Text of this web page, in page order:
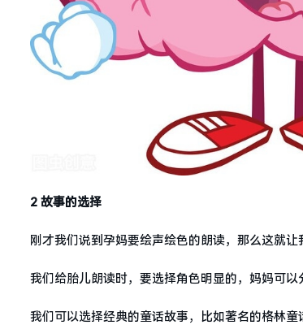
2 故事的选择
刚才我们说到孕妈要绘声绘色的朗读，那么这就
我们给胎儿朗读时，要选择角色明显的，妈妈可
我们可以选择经典的童话故事，比如著名的格林